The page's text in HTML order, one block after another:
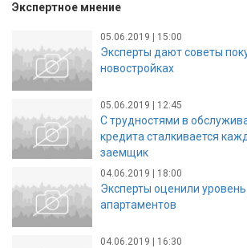
Экспертное мнение
05.06.2019 | 15:00
Эксперты дают советы
новостройках
05.06.2019 | 12:45
С трудностями в
кредита сталкивается
заемщик
04.06.2019 | 18:00
Эксперты оценили
апартаментов
04.06.2019 | 16:30